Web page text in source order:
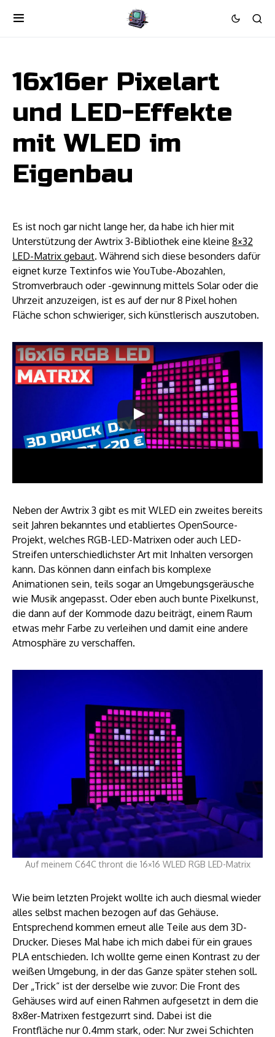
16x16er Pixelart
und LED-Effekte
mit WLED im
Eigenbau
Es ist noch gar nicht lange her, da habe ich hier mit
Unterstützung der Awtrix 3-Bibliothek eine kleine 8×32
LED-Matrix gebaut. Während sich diese besonders dafür
eignet kurze Textinfos wie YouTube-Abozahlen,
Stromverbrauch oder -gewinnung mittels Solar oder die
Uhrzeit anzuzeigen, ist es auf der nur 8 Pixel hohen
Fläche schon schwieriger, sich künstlerisch auszutoben.
Neben der Awtrix 3 gibt es mit WLED ein zweites bereits
seit Jahren bekanntes und etabliertes OpenSource-
Projekt, welches RGB-LED-Matrixen oder auch LED-
Streifen unterschiedlichster Art mit Inhalten versorgen
kann. Das können dann einfach bis komplexe
Animationen sein, teils sogar an Umgebungsgeräusche
wie Musik angepasst. Oder eben auch bunte Pixelkunst,
die dann auf der Kommode dazu beiträgt, einem Raum
etwas mehr Farbe zu verleihen und damit eine andere
Atmosphäre zu verschaffen.
Auf meinem C64C thront die 16×16 WLED RGB LED-Matrix
Wie beim letzten Projekt wollte ich auch diesmal wieder
alles selbst machen bezogen auf das Gehäuse.
Entsprechend kommen erneut alle Teile aus dem 3D-
Drucker. Dieses Mal habe ich mich dabei für ein graues
PLA entschieden. Ich wollte gerne einen Kontrast zu der
weißen Umgebung, in der das Ganze später stehen soll.
Der „Trick“ ist der derselbe wie zuvor: Die Front des
Gehäuses wird auf einen Rahmen aufgesetzt in dem die
8x8er-Matrixen festgezurrt sind. Dabei ist die
Frontfläche nur 0.4mm stark, oder: Nur zwei Schichten